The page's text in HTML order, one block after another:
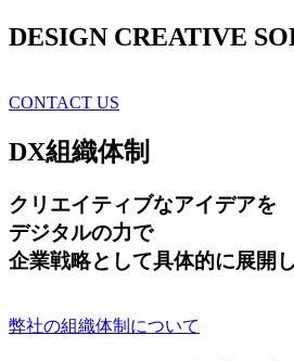
DESIGN CREATIVE
CONTACT US
DX組織体制
クリエイティブなアイデアを
デジタルの力で
企業戦略として具体的に展開し
弊社の組織体制について